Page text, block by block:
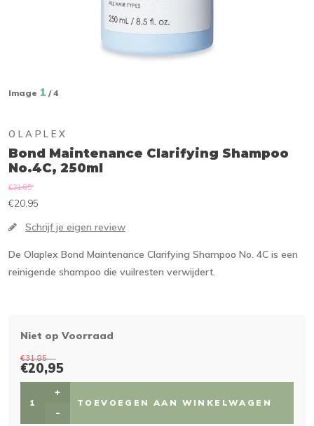
Image 1 / 4
OLAPLEX
Bond Maintenance Clarifying Shampoo
No.4C, 250ml
€31,85
€20,95
Schrijf je eigen review
De Olaplex Bond Maintenance Clarifying Shampoo No. 4C is een
reinigende shampoo die vuilresten verwijdert.
Niet op Voorraad
€31,85
€20,95
+
-
TOEVOEGEN AAN WINKELWAGEN